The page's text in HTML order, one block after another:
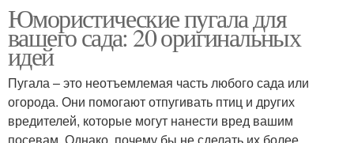
Юмористические пугала для
вашего сада: 20 оригинальных
идей
Пугала – это неотъемлемая часть любого сада или
огорода. Они помогают отпугивать птиц и других
вредителей, которые могут нанести вред вашим